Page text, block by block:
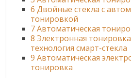
6 Двойные стекла с
тонировкой
7Автоматическая
8 Электронная
технология смарт-стекла
9 Автоматическая
тонировка